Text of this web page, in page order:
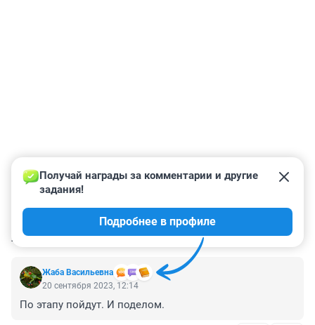
КОММЕНТАРИИ 37
Жаба Васильевна
Получай награды за комментарии и другие
задания!
Подробнее в профиле
20 сентября 2023, 12:14
По этапу пойдут. И поделом.